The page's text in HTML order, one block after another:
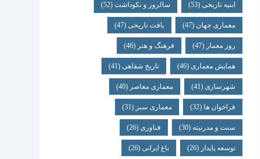
ابنیه تاریخی(53) سالروز و نکوداشت(52)
معماری جهان (47) بافت تاریخی(47)
روز معمار (47) فرهنگ و هنر (46)
همایش معماری(46) تاریخ شفاهی(41)
شهرسازی(41) معماری معاصر (40)
فراخوان ها (32) معماری سبز (31)
سنت و مدرنیته (30) فناوری(26)
توسعه پایدار (26) باغ ایرانی(26)